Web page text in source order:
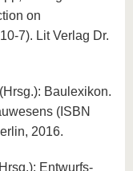
on
7). Lit Verlag Dr.
Baulexikon.
(ISBN
2016.
Entwurfs-